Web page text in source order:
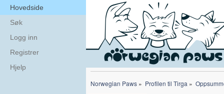
Hovedside
Søk
Logg inn
Registrer
Hjelp
Norwegian Paws » Profilen til Tirga »